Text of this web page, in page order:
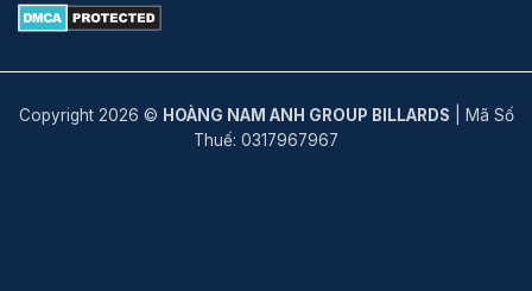
Copyright 2026 © HOÀNG NAM ANH GROUP BILLARDS | Mã Số
Thuế: 0317967967